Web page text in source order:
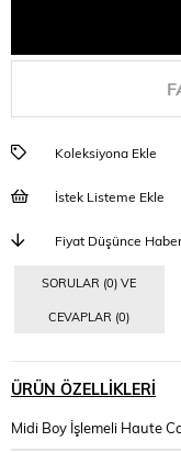
Koleksiyona Ekle
İstek Listeme Ekle
Fiyat Düşünce
SORULAR (0) VE
CEVAPLAR (0)
ÜRÜN ÖZELLIKLERI
Midi Boy İşlemeli Haute